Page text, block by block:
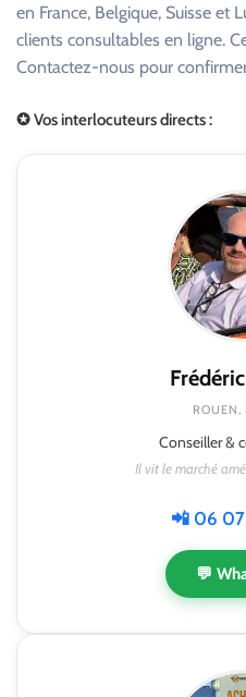
en France, Belgique, Suisse et
clients consultables en ligne.
Contactez-nous pour
✪ Vos interlocuteurs directs :
Frédéric
ROUEN,
Conseiller &
Il vit le marché
📲 06
💬